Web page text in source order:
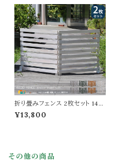
cm 高さ61cm おすすめ おしゃ
れ 北欧 モダン 天然木 庭のフェ
ンス 境界線 玄関 庭園 花壇 庭
ガーデニング
折り畳みフェンス 2枚セット 142.
5cm幅 ボーダーフェンス ダーク
グリーン ライトブラウン ホワイト
ッシュ 天然木 庭 花壇のフェンス
¥13,800
その他の商品